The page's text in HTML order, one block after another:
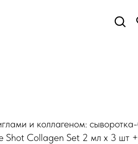
и коллагеном:
Shot Collagen Set 2 мл х 3 шт